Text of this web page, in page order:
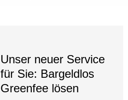
Unser neuer Service
für Sie: Bargeldlos
Greenfee lösen